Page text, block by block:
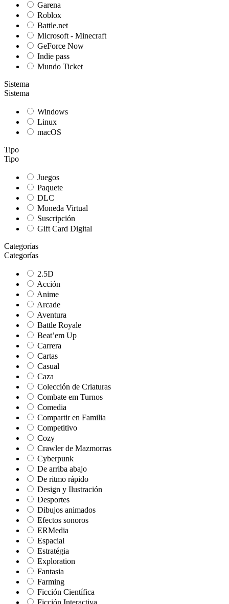
Garena
Roblox
Battle.net
Microsoft - Minecraft
GeForce Now
Indie pass
Mundo Ticket
Sistema
Sistema
Windows
Linux
macOS
Tipo
Tipo
Juegos
Paquete
DLC
Moneda Virtual
Suscripción
Gift Card Digital
Categorías
Categorías
2.5D
Acción
Anime
Arcade
Aventura
Battle Royale
Beat’em Up
Carrera
Cartas
Casual
Caza
Colección de Criaturas
Combate em Turnos
Comedia
Compartir en Familia
Competitivo
Cozy
Crawler de Mazmorras
Cyberpunk
De arriba abajo
De ritmo rápido
Design y Ilustración
Desportes
Dibujos animados
Efectos sonoros
ERMedia
Espacial
Estratégia
Exploration
Fantasia
Farming
Ficción Científica